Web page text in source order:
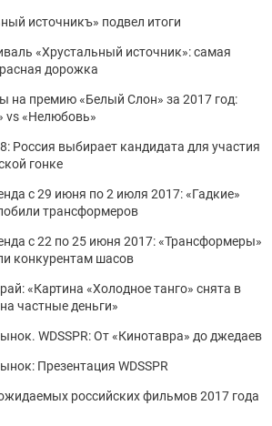
источникъ» подвел итоги
«Хрустальный источник»: самая
дорожка
на премию «Белый Слон» за 2017 год:
vs «Нелюбовь»
Россия выбирает кандидата для участия
гонке
с 29 июня по 2 июля 2017: «Гадкие»
трансформеров
с 22 по 25 июня 2017: «Трансформеры»
конкурентам шасов
«Картина «Холодное танго» снята в
частные деньги»
WDSSPR: От «Кинотавра» до джедаев
Презентация WDSSPR
российских фильмов 2017 года